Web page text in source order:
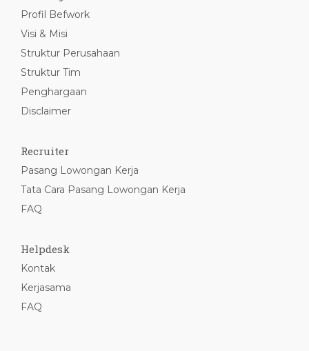
Profil Befwork
Visi & Misi
Struktur Perusahaan
Struktur Tim
Penghargaan
Disclaimer
Recruiter
Pasang Lowongan Kerja
Tata Cara Pasang Lowongan Kerja
FAQ
Helpdesk
Kontak
Kerjasama
FAQ